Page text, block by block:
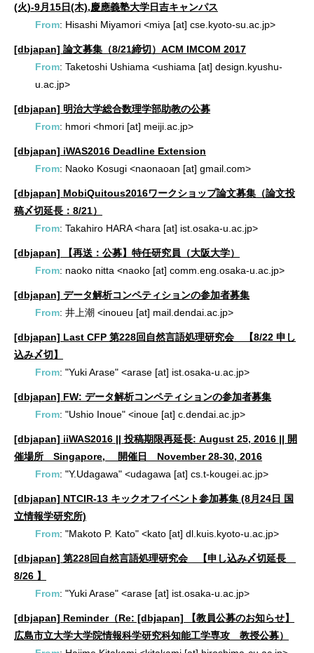
(火)-9月15日(木),慶應義塾大学日吉キャンパス
From: Hisashi Miyamori <miya [at] cse.kyoto-su.ac.jp>
[dbjapan] 論文募集（8/21締切）ACM IMCOM 2017
From: Taketoshi Ushiama <ushiama [at] design.kyushu-
u.ac.jp>
[dbjapan] 明治大学総合数理学部助教の公募
From: hmori <hmori [at] meiji.ac.jp>
[dbjapan] iWAS2016 Deadline Extension
From: Naoko Kosugi <naonaoan [at] gmail.com>
[dbjapan] MobiQuitous2016ワークショップ論文募集（論文投
稿〆切延長：8/21）
From: Takahiro HARA <hara [at] ist.osaka-u.ac.jp>
[dbjapan] 【再送：公募】特任研究員（大阪大学）
From: naoko nitta <naoko [at] comm.eng.osaka-u.ac.jp>
[dbjapan] データ解析コンペティションの参加者募集
From: 井上潮 <inoueu [at] mail.dendai.ac.jp>
[dbjapan] Last CFP 第228回自然言語処理研究会 【8/22 申し
込み〆切】
From: "Yuki Arase" <arase [at] ist.osaka-u.ac.jp>
[dbjapan] FW: データ解析コンペティションの参加者募集
From: "Ushio Inoue" <inoue [at] c.dendai.ac.jp>
[dbjapan] iiWAS2016 || 投稿期限再延長: August 25, 2016 || 開
催場所 Singapore, 開催日 November 28-30, 2016
From: "Y.Udagawa" <udagawa [at] cs.t-kougei.ac.jp>
[dbjapan] NTCIR-13 キックオフイベント参加募集 (8月24日 国
立情報学研究所)
From: "Makoto P. Kato" <kato [at] dl.kuis.kyoto-u.ac.jp>
[dbjapan] 第228回自然言語処理研究会 【申し込み〆切延長
8/26 】
From: "Yuki Arase" <arase [at] ist.osaka-u.ac.jp>
[dbjapan] Reminder（Re: [dbjapan] 【教員公募のお知らせ】
広島市立大学大学院情報科学研究科知能工学専攻 教授公募）